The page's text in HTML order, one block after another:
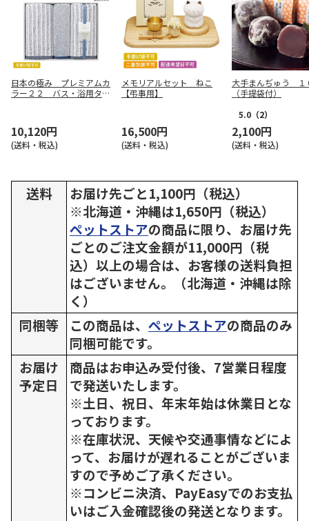
日本の極み プレミアムカ
ラー２２ バス・浴用タオ
10,120円
(送料・税込)
メモリアルセット ねこ
【弔事用】
16,500円
(送料・税込)
大手まんぢゅう １
（手提袋付）
5.0 （2）
2,100円
(送料・税込)
送料
お届け先ごと1,100円（税込）
※北海道・沖縄は1,650円（税込）
ペットストアの商品に限り、お届け先
ごとのご注文金額が11,000円（税
込）以上の場合は、お客様の送料負担
はございません。（北海道・沖縄は除
く）
同梱等
この商品は、 ペットストアの商品のみ
同梱可能です。
お届け
予定日
商品はお申込み受付後、7営業日程度
で発送いたします。
※土日、祝日、年末年始は休業日とな
っております。
※在庫状況、天候や交通事情などによ
って、お届けが遅れることがございま
すので予めご了承ください。
※コンビニ決済、PayEasyでのお支払
いはご入金確認後の発送となります。